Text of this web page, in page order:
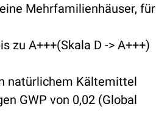
Mehrfamilienhäuser, für
zu A+++(Skala D -> A+++)
natürlichem Kältemittel
GWP von 0,02 (Global